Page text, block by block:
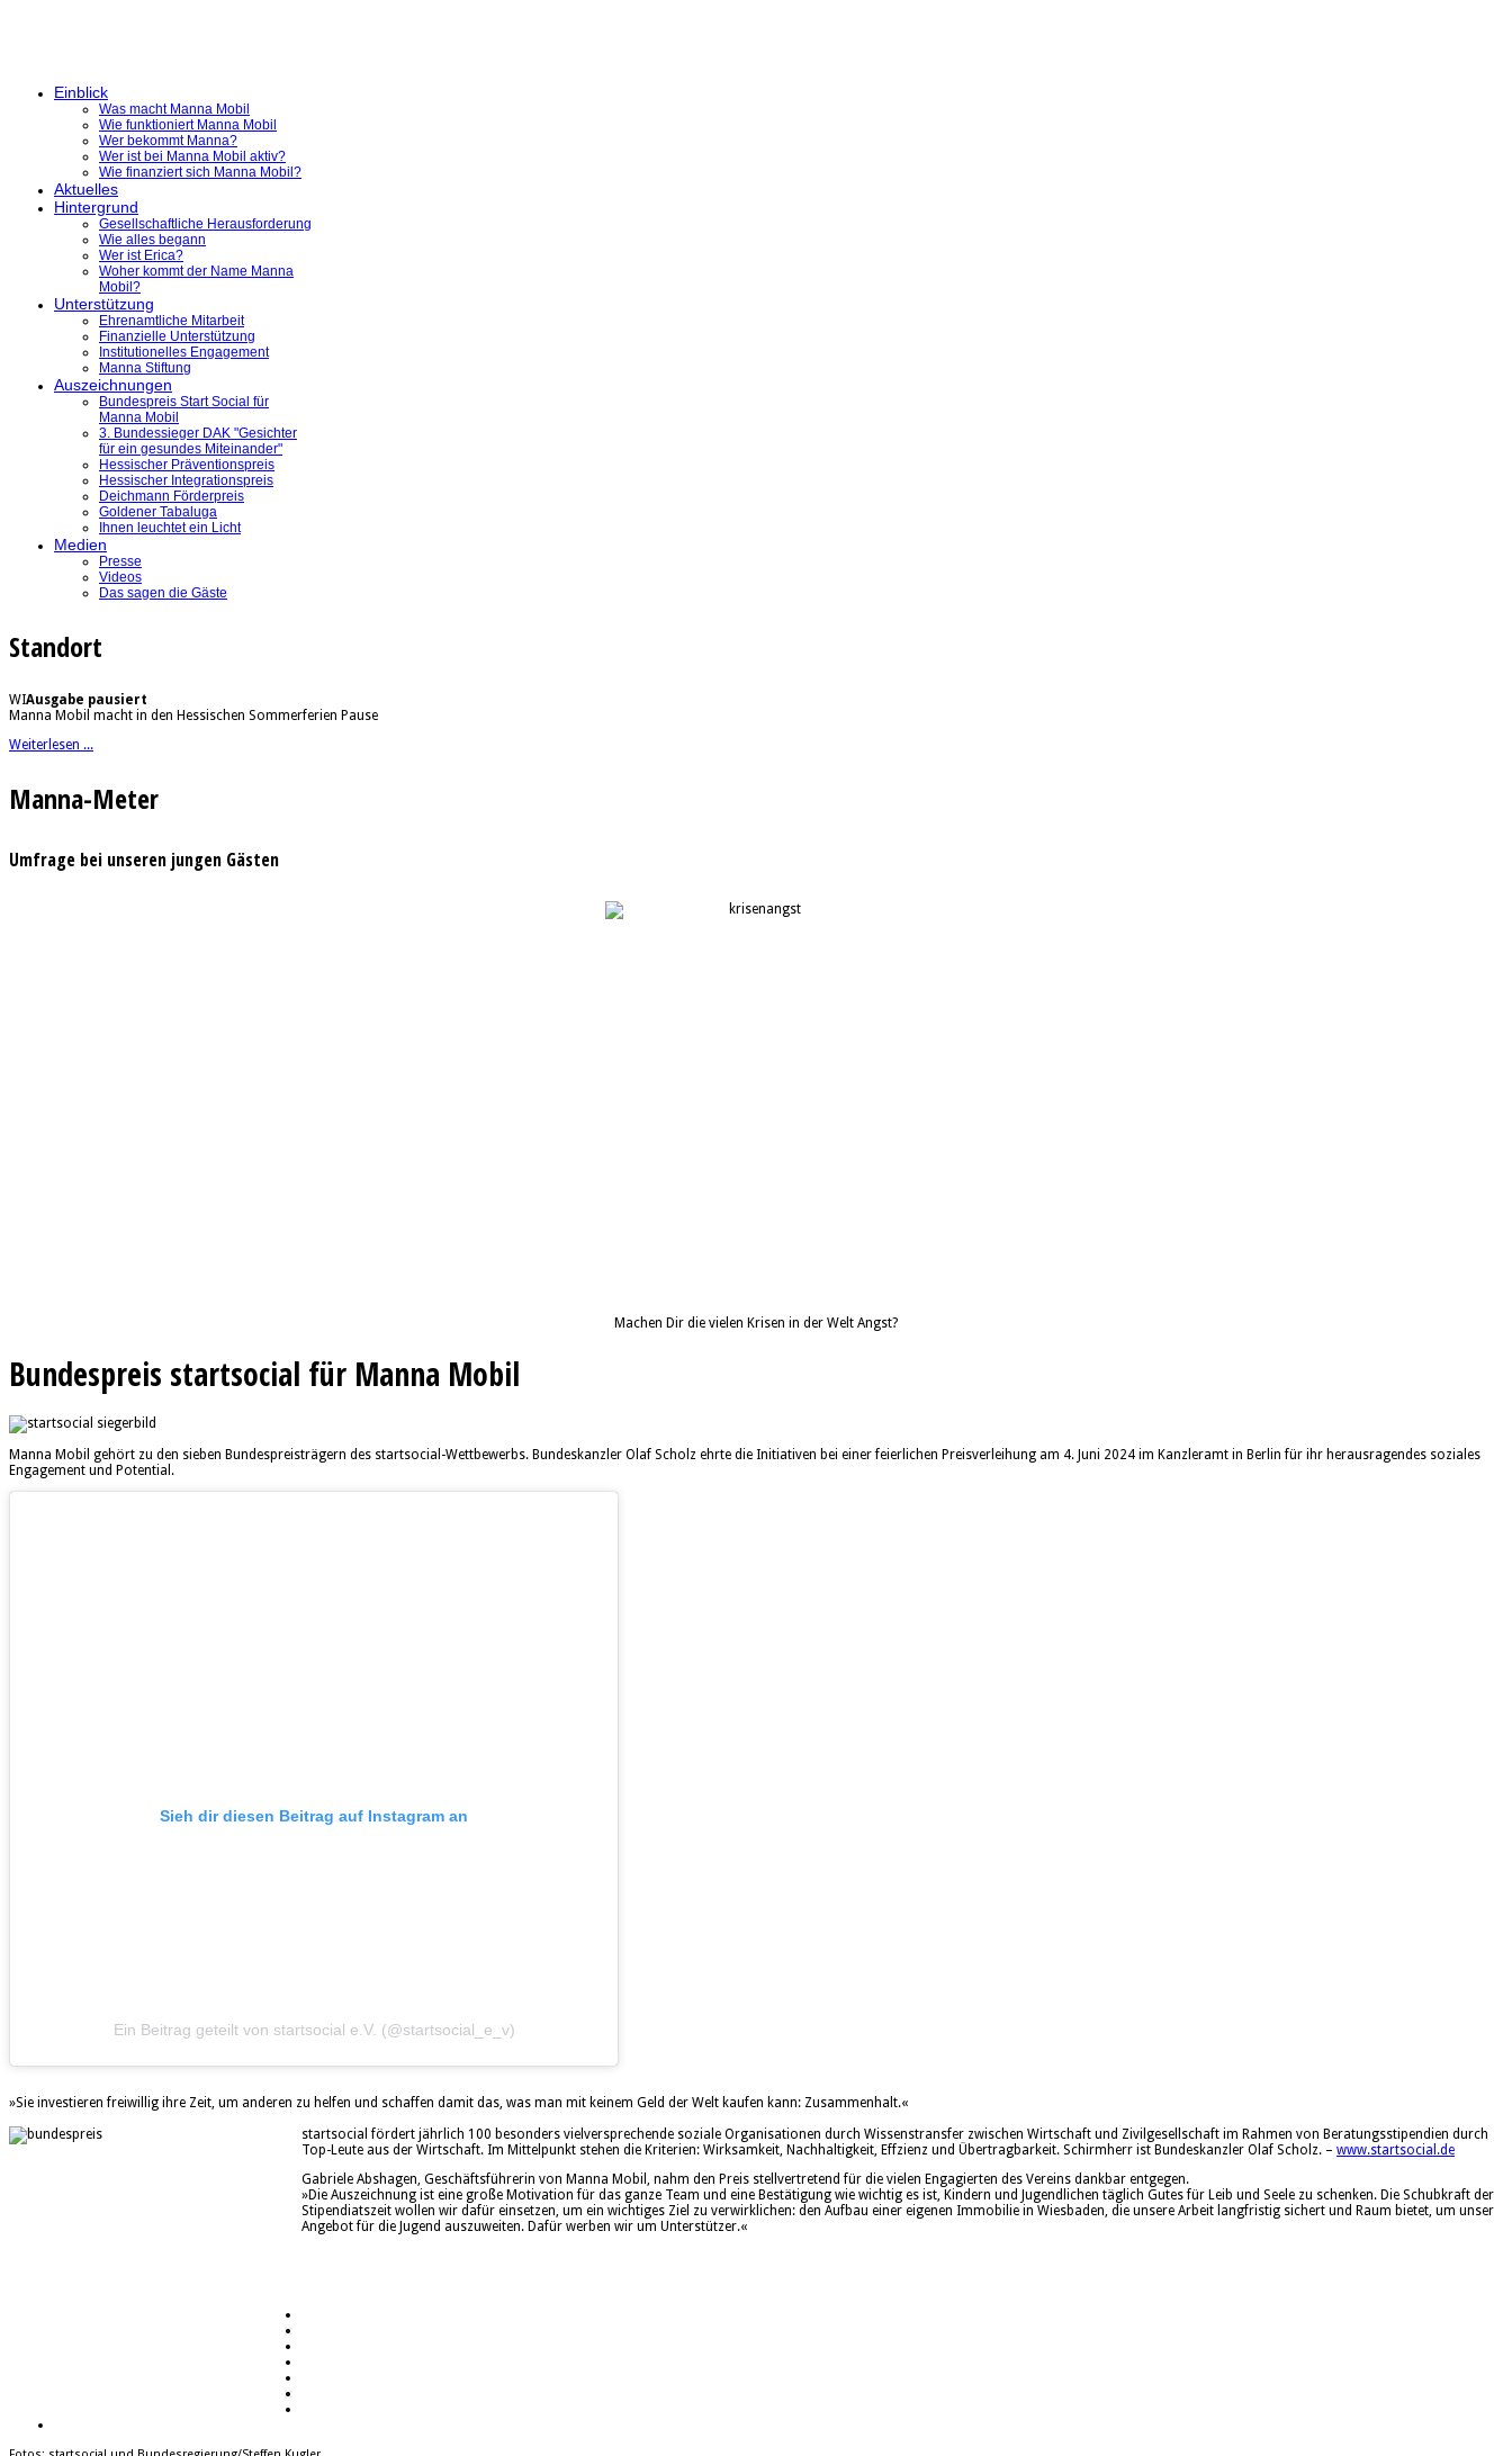
Einblick
Was macht Manna Mobil
Wie funktioniert Manna Mobil
Wer bekommt Manna?
Wer ist bei Manna Mobil aktiv?
Wie finanziert sich Manna Mobil?
Aktuelles
Hintergrund
Gesellschaftliche Herausforderung
Wie alles begann
Wer ist Erica?
Woher kommt der Name Manna
Mobil?
Unterstützung
Ehrenamtliche Mitarbeit
Finanzielle Unterstützung
Institutionelles Engagement
Manna Stiftung
Auszeichnungen
Bundespreis Start Social für
Manna Mobil
3. Bundessieger DAK "Gesichter
für ein gesundes Miteinander"
Hessischer Präventionspreis
Hessischer Integrationspreis
Deichmann Förderpreis
Goldener Tabaluga
Ihnen leuchtet ein Licht
Medien
Presse
Videos
Das sagen die Gäste
Standort
WIAusgabe pausiert
Manna Mobil macht in den Hessischen Sommerferien Pause
Weiterlesen ...
Manna-Meter
Umfrage bei unseren jungen Gästen
Machen Dir die vielen Krisen in der Welt Angst?
Bundespreis startsocial für Manna Mobil
Manna Mobil gehört zu den sieben Bundespreisträgern des startsocial-Wettbewerbs. Bundeskanzler Olaf Scholz ehrte die Initiativen bei einer feierlichen Preisverleihung am 4. Juni 2024 im Kanzleramt in Berlin für ihr herausragendes soziales
Engagement und Potential.
Sieh dir diesen Beitrag auf Instagram an
Ein Beitrag geteilt von startsocial e.V. (@startsocial_e_v)
»Sie investieren freiwillig ihre Zeit, um anderen zu helfen und schaffen damit das, was man mit keinem Geld der Welt kaufen kann: Zusammenhalt.«
startsocial fördert jährlich 100 besonders vielversprechende soziale Organisationen durch Wissenstransfer zwischen Wirtschaft und Zivilgesellschaft im Rahmen von Beratungsstipendien durch
Top-Leute aus der Wirtschaft. Im Mittelpunkt stehen die Kriterien: Wirksamkeit, Nachhaltigkeit, Effzienz und Übertragbarkeit. Schirmherr ist Bundeskanzler Olaf Scholz. – www.startsocial.de
Gabriele Abshagen, Geschäftsführerin von Manna Mobil, nahm den Preis stellvertretend für die vielen Engagierten des Vereins dankbar entgegen.
»Die Auszeichnung ist eine große Motivation für das ganze Team und eine Bestätigung wie wichtig es ist, Kindern und Jugendlichen täglich Gutes für Leib und Seele zu schenken. Die Schubkraft der
Stipendiatszeit wollen wir dafür einsetzen, um ein wichtiges Ziel zu verwirklichen: den Aufbau einer eigenen Immobilie in Wiesbaden, die unsere Arbeit langfristig sichert und Raum bietet, um unser
Angebot für die Jugend auszuweiten. Dafür werben wir um Unterstützer.«